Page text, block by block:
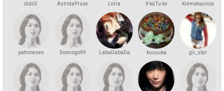
didii5 AstridaPruse Lorra
It kā Tu ko
Kremakucinja
patroneses Domingo99 LabaDabaDa kuuuuka gii_star